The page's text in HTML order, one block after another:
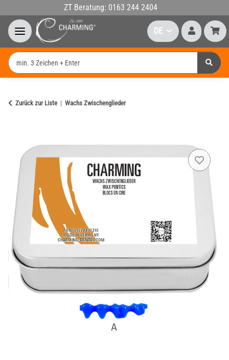
ZT Beratung: 0163 244 2404
DE
Zurück zur Liste Wachs Zwischenglieder